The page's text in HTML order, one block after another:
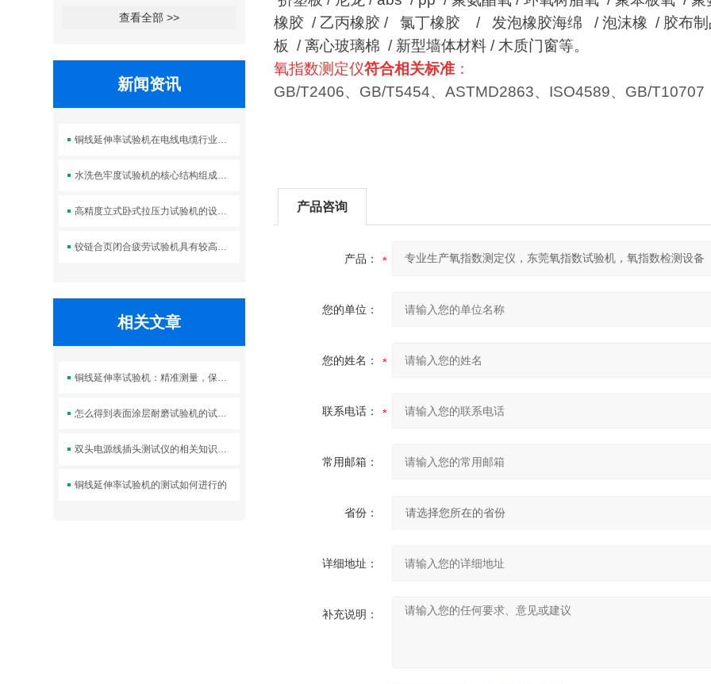
查看全部 >>
新闻资讯
铜线延伸率试验机在电线电缆行业中的应用
水洗色牢度试验机的核心结构组成及标准操作流程
高精度立式卧式拉压力试验机的设计优势体现在哪些方面？
铰链合页闭合疲劳试验机具有较高的强度和刚度
相关文章
铜线延伸率试验机：精准测量，保障产品质量
怎么得到表面涂层耐磨试验机的试验数据？
双头电源线插头测试仪的相关知识普及
铜线延伸率试验机的测试如何进行的
橡胶 / 乙丙橡胶 / 氯丁橡胶 / 发泡橡胶海绵 / 泡沫橡 / 胶布制
板 /离心玻璃棉 / 新型墙体材料 / 木质门窗等。
氧指数测定仪符合相关标准 ：
GB/T2406、GB/T5454、ASTMD2863、ISO4589、GB/T10707
产品咨询
产品：
您的单位：
您的姓名：
联系电话：
常用邮箱：
省份：
详细地址：
补充说明：